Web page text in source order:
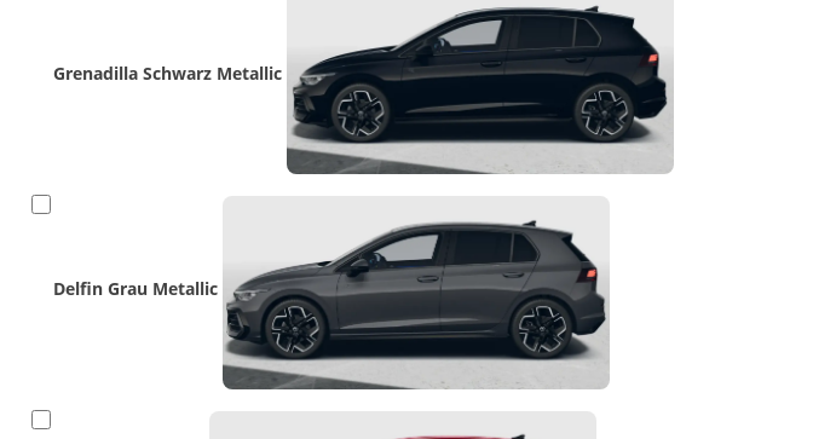
Grenadilla Schwarz Metallic
Delfin Grau Metallic